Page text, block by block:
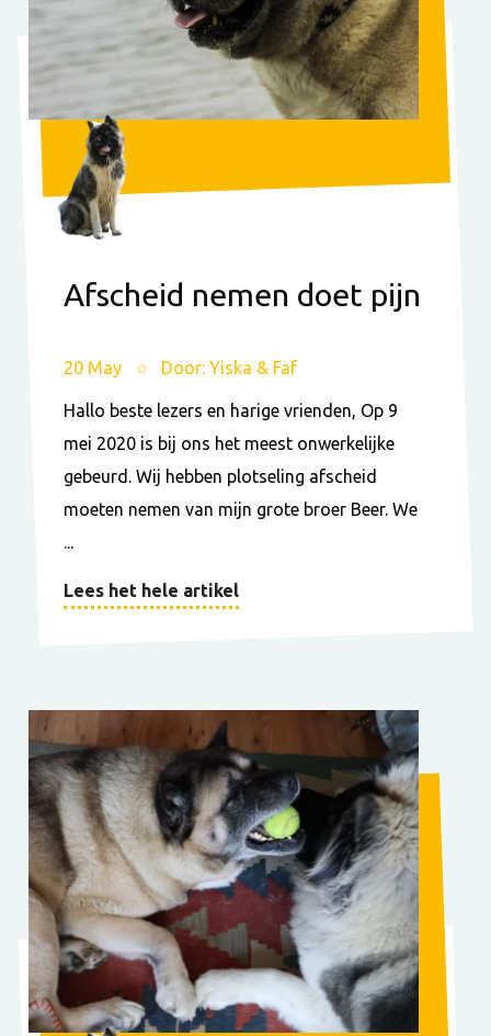
Afscheid nemen doet pijn
20 May Door: Yiska & Faf
Hallo beste lezers en harige vrienden, Op 9
mei 2020 is bij ons het meest onwerkelijke
gebeurd. Wij hebben plotseling afscheid
moeten nemen van mijn grote broer Beer. We
Lees het hele artikel